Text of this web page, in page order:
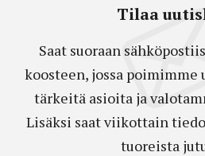
Tilaa
Saat suoraan
koosteen, jossa
tärkeitä asioita ja
Lisäksi saat viikottain
tuoreista